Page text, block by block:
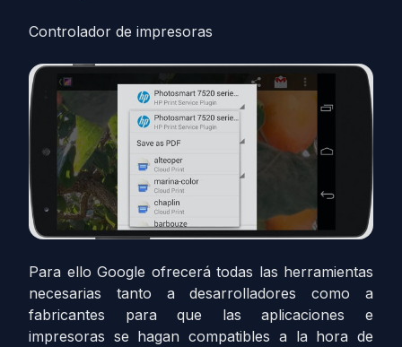
Controlador de impresoras
Para ello Google ofrecerá todas las herramientas
necesarias tanto a desarrolladores como a
fabricantes para que las aplicaciones e
impresoras se hagan compatibles a la hora de